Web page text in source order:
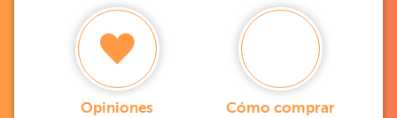
Opiniones Cómo comprar